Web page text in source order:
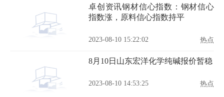
卓创资讯钢材信心指数：钢材信心
指数涨，原料信心指数持平
2023-08-10 15:22:02 热点
8月10日山东宏洋化学纯碱报价暂稳
2023-08-10 14:53:25 热点